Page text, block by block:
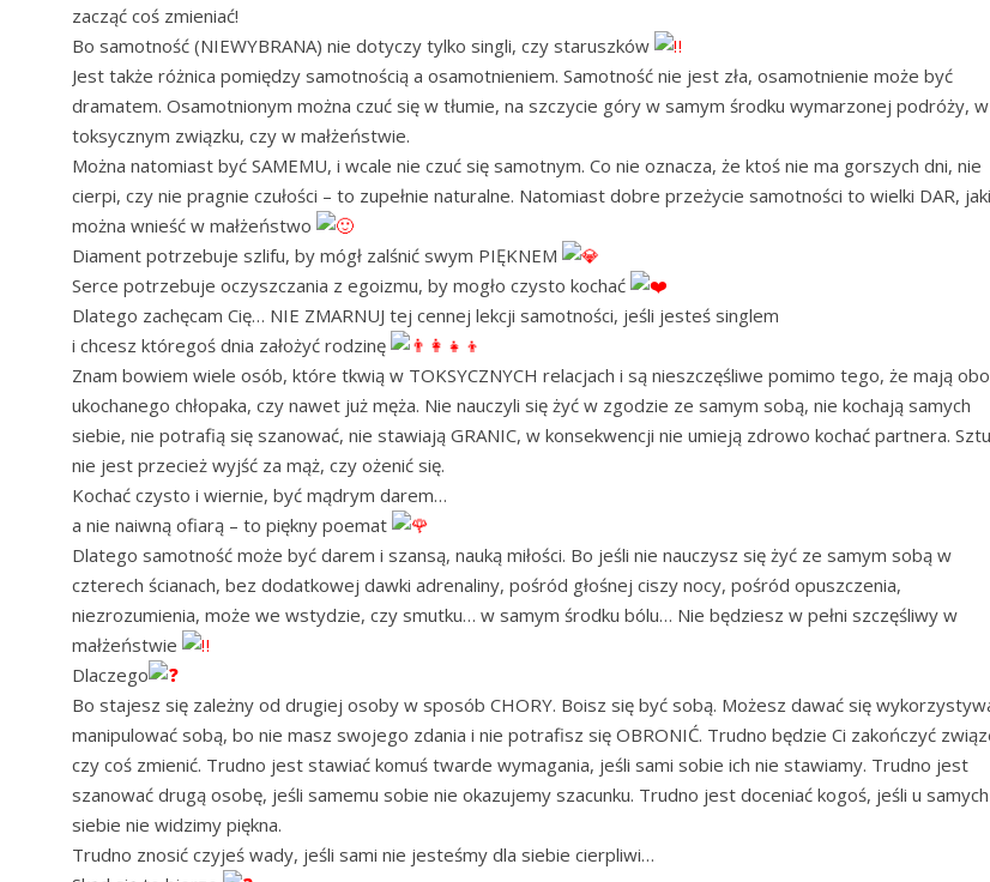
zacząć coś zmieniać!
Bo samotność (NIEWYBRANA) nie dotyczy tylko singli, czy staruszków
Jest także różnica pomiędzy samotnością a osamotnieniem. Samotność nie jest zła, osamotnienie może być
dramatem. Osamotnionym można czuć się w tłumie, na szczycie góry w samym środku wymarzonej podróży, w
toksycznym związku, czy w małżeństwie.
Można natomiast być SAMEMU, i wcale nie czuć się samotnym. Co nie oznacza, że ktoś nie ma gorszych dni, nie
cierpi, czy nie pragnie czułości – to zupełnie naturalne. Natomiast dobre przeżycie samotności to wielki DAR, jaki
można wnieść w małżeństwo
Diament potrzebuje szlifu, by mógł zalśnić swym PIĘKNEM
Serce potrzebuje oczyszczania z egoizmu, by mogło czysto kochać
Dlatego zachęcam Cię… NIE ZMARNUJ tej cennej lekcji samotności, jeśli jesteś singlem
i chcesz któregoś dnia założyć rodzinę
Znam bowiem wiele osób, które tkwią w TOKSYCZNYCH relacjach i są nieszczęśliwe pomimo tego, że mają
ukochanego chłopaka, czy nawet już męża. Nie nauczyli się żyć w zgodzie ze samym sobą, nie kochają samych
siebie, nie potrafią się szanować, nie stawiają GRANIC, w konsekwencji nie umieją zdrowo kochać partnera.
nie jest przecież wyjść za mąż, czy ożenić się.
Kochać czysto i wiernie, być mądrym darem…
a nie naiwną ofiarą – to piękny poemat
Dlatego samotność może być darem i szansą, nauką miłości. Bo jeśli nie nauczysz się żyć ze samym sobą w
czterech ścianach, bez dodatkowej dawki adrenaliny, pośród głośnej ciszy nocy, pośród opuszczenia,
niezrozumienia, może we wstydzie, czy smutku… w samym środku bólu… Nie będziesz w pełni szczęśliwy w
małżeństwie
Dlaczego
Bo stajesz się zależny od drugiej osoby w sposób CHORY. Boisz się być sobą. Możesz dawać się
manipulować sobą, bo nie masz swojego zdania i nie potrafisz się OBRONIĆ. Trudno będzie Ci zakończyć
czy coś zmienić. Trudno jest stawiać komuś twarde wymagania, jeśli sami sobie ich nie stawiamy. Trudno jest
szanować drugą osobę, jeśli samemu sobie nie okazujemy szacunku. Trudno jest doceniać kogoś, jeśli u samych
siebie nie widzimy piękna.
Trudno znosić czyjeś wady, jeśli sami nie jesteśmy dla siebie cierpliwi…